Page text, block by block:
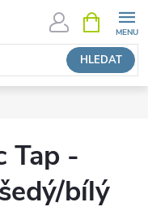
HLEDAT
NÁKUPNÍ
KOŠÍK
Tap -
bílý